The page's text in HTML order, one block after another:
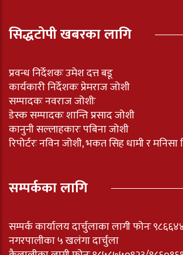
सिद्धटोपी खबरका लागि
प्रवन्ध निर्देशकः उमेश दत्त बडू
कार्यकारी निर्देशकः प्रेमराज जोशी
सम्पादकः नवराज जोशीः
डेस्क सम्पादकः शान्ति प्रसाद जोशी
कानुनी सल्लाहकारः पबिना जोशी
रिपोर्टरः नविन जोशी, भकत सिह धामी र मनिसा
सम्पर्कका लागि
सम्पर्क कार्यालय दार्चुलाका लागी फोनः
नगरपालीका ५ खलंगा दार्चुला